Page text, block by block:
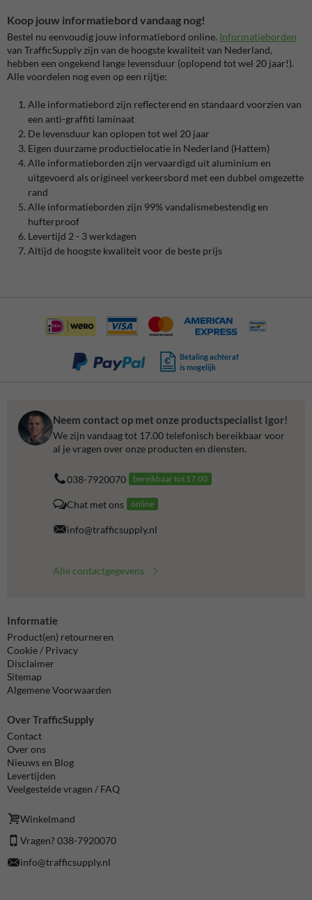
Koop jouw informatiebord vandaag nog!
Bestel nu eenvoudig jouw informatiebord online. Informatieborden
van TrafficSupply zijn van de hoogste kwaliteit van Nederland,
hebben een ongekend lange levensduur (oplopend tot wel 20 jaar!).
Alle voordelen nog even op een rijtje:
Alle informatiebord zijn reflecterend en standaard voorzien van
een anti-graffiti laminaat
De levensduur kan oplopen tot wel 20 jaar
Eigen duurzame productielocatie in Nederland (Hattem)
Alle informatieborden zijn vervaardigd uit aluminium en
uitgevoerd als origineel verkeersbord met een dubbel omgezette
rand
Alle informatieborden zijn 99% vandalismebestendig en
hufterproof
Levertijd 2 - 3 werkdagen
Altijd de hoogste kwaliteit voor de beste prijs
Betaling achteraf
is mogelijk
Neem contact op met onze productspecialist Igor!
We zijn vandaag tot 17.00 telefonisch bereikbaar voor
al je vragen over onze producten en diensten.
038-7920070 bereikbaar tot 17.00
Chat met ons online
info@trafficsupply.nl
Alle contactgegevens
Informatie
Product(en) retourneren
Cookie / Privacy
Disclaimer
Sitemap
Algemene Voorwaarden
Over TrafficSupply
Contact
Over ons
Nieuws en Blog
Levertijden
Veelgestelde vragen / FAQ
Winkelmand
Vragen? 038-7920070
info@trafficsupply.nl